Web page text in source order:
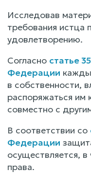
Исследовав
требования
удовлетворению.
Согласно статье
Федерации
в собственности,
распоряжаться им
совместно с
В соответствии со
Федерации
осуществляется, в
права.